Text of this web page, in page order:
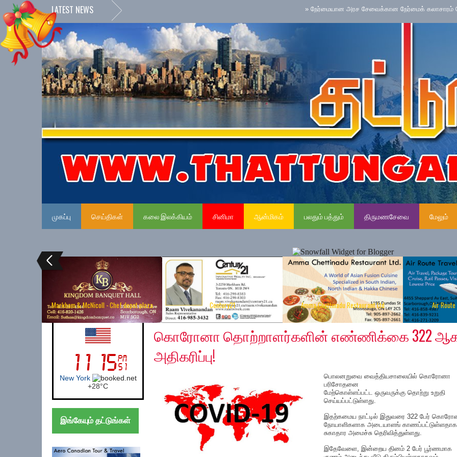
LATEST NEWS நேர்மையான அரச சேவைக்கான நேர்மைக் கலாசாரம் தேசிய
முகப்பு செய்திகள் கலை இலக்கியம் சினிமா ஆன்மிகம் பலதும் பத்தும் திருமணசேவை மேலும்
Markham & McNicoll - Chef depot plaza Century21 Amma Chettinadu Restaurant Ltd Air
UK (London)
London
+24°C
இங்கேயும் தட்டுங்கள்
Wednesday, April 22, 2020
கொரோனா தொற்றாளர்களின் எண்ணிக்கை 322
அதிகரிப்பு!
பொலனறுவை வைத்தியசாலையில் கொரோனா
பரிசோதனை
மேற்கொள்ளப்பட்ட ஒருவருக்கு தொற்று உறுதி
செய்யப்பட்டுள்ளது.
இதற்கமைய நாட்டில் இதுவரை 322 பேர்
நோயாளிகளாக அடையாளங் காணப்பட்டுள்ளதாக
சுகாதார அமைச்சு தெரிவித்துள்ளது.
இதேவேளை, இன்றைய தினம் 2 பேர் பூர்ணமாக